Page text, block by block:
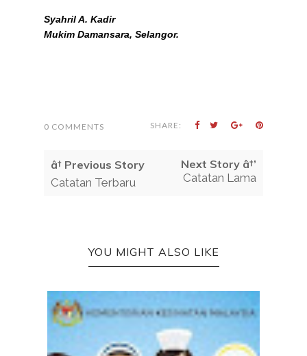
Syahril A. Kadir
Mukim Damansara, Selangor.
0 COMMENTS SHARE:
â† Previous Story
Catatan Terbaru
Next Story â†’
Catatan Lama
YOU MIGHT ALSO LIKE